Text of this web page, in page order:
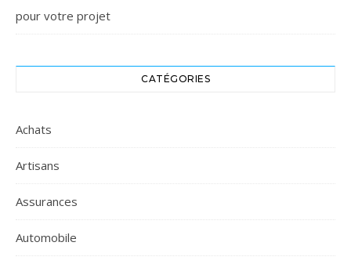
pour votre projet
CATÉGORIES
Achats
Artisans
Assurances
Automobile